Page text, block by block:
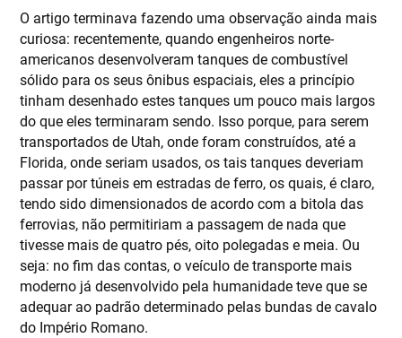
O artigo terminava fazendo uma observação ainda mais
curiosa: recentemente, quando engenheiros norte-
americanos desenvolveram tanques de combustível
sólido para os seus ônibus espaciais, eles a princípio
tinham desenhado estes tanques um pouco mais largos
do que eles terminaram sendo. Isso porque, para serem
transportados de Utah, onde foram construídos, até a
Florida, onde seriam usados, os tais tanques deveriam
passar por túneis em estradas de ferro, os quais, é claro,
tendo sido dimensionados de acordo com a bitola das
ferrovias, não permitiriam a passagem de nada que
tivesse mais de quatro pés, oito polegadas e meia. Ou
seja: no fim das contas, o veículo de transporte mais
moderno já desenvolvido pela humanidade teve que se
adequar ao padrão determinado pelas bundas de cavalo
do Império Romano.